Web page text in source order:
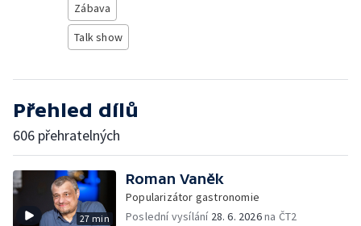
Zábava
Talk show
Přehled dílů
606 přehratelných
27 min
Roman Vaněk
Popularizátor gastronomie
Poslední vysílání 28. 6. 2026na ČT2